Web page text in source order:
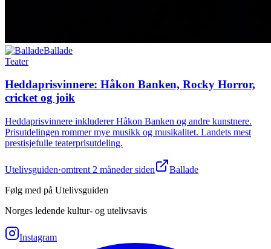
Ballade
Teater
Heddaprisvinnere: Håkon Banken, Rocky Horror,
cricket og joik
Heddaprisvinnere inkluderer Håkon Banken og andre kunstnere.
Prisutdelingen rommer mye musikk og musikalitet. Landets mest
prestisjefulle teaterprisutdeling.
Utelivsguiden·omtrent 2 måneder siden
Ballade
Følg med på Utelivsguiden
Norges ledende kultur- og utelivsavis
Instagram